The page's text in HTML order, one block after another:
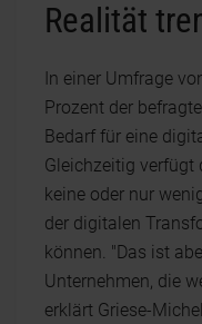
Realität
In einer Umfrage
Prozent der
Bedarf für eine
Gleichzeitig verfügt
keine oder nur
der digitalen
können. "Das ist
Unternehmen, die
erklärt Griese-